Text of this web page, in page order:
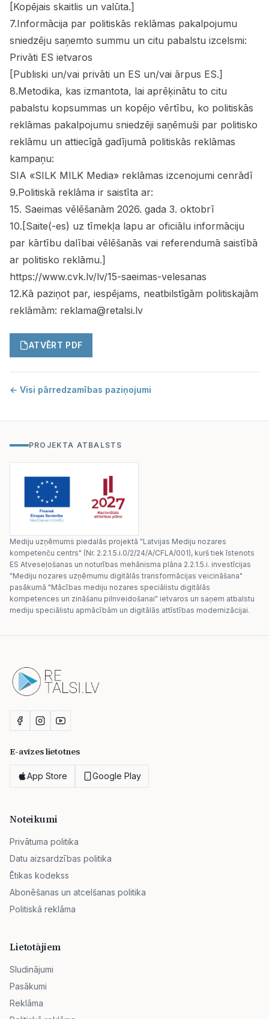
Kontakti
Ziņo redakcijai
Facebook Instagram YouTube
E-avīze Abonē
[Kopējais skaitlis un valūta.]
7.Informācija par politiskās reklāmas pakalpojumu
sniedzēju saņemto summu un citu pabalstu izcelsmi:
Privāti ES ietvaros
[Publiski un/vai privāti un ES un/vai ārpus ES.]
8.Metodika, kas izmantota, lai aprēķinātu to citu
pabalstu kopsummas un kopējo vērtību, ko politiskās
reklāmas pakalpojumu sniedzēji saņēmuši par politisko
reklāmu un attiecīgā gadījumā politiskās reklāmas
kampaņu:
SIA «SILK MILK Media» reklāmas izcenojumi cenrādī
9.Politiskā reklāma ir saistīta ar:
15. Saeimas vēlēšanām 2026. gada 3. oktobrī
10.[Saite(-es) uz tīmekļa lapu ar oficiālu informāciju
par kārtību dalībai vēlēšanās vai referendumā saistībā
ar politisko reklāmu.]
https://www.cvk.lv/lv/15-saeimas-velesanas
12.Kā paziņot par, iespējams, neatbilstīgām politiskajām
reklāmām: reklama@retalsi.lv
ATVĒRT PDF
← Visi pārredzamības paziņojumi
PROJEKTA ATBALSTS
Mediju uzņēmums piedalās projektā "Latvijas Mediju nozares
kompetenču centrs" (Nr. 2.2.1.5.i.0/2/24/A/CFLA/001), kurš tiek īstenots
ES Atveseļošanas un noturības mehānisma plāna 2.2.1.5.i. investīcijas
"Mediju nozares uzņēmumu digitālās transformācijas veicināšana"
pasākumā "Mācības mediju nozares speciālistu digitālās
kompetences un zināšanu pilnveidošanai" ietvaros un saņem atbalstu
mediju speciālistu apmācībām un digitālās attīstības modernizācijai.
E-avīzes lietotnes
App Store Google Play
Noteikumi
Privātuma politika
Datu aizsardzības politika
Ētikas kodekss
Abonēšanas un atcelšanas politika
Politiskā reklāma
Lietotājiem
Sludinājumi
Pasākumi
Reklāma